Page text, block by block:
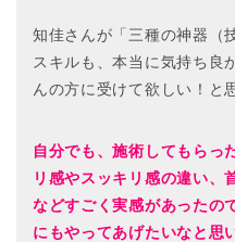
知佳さんが「三種の神器（
スキルも、本当に気持ち良
んの方に受けて欲しい！と
自分でも、施術してもらっ
リ感やスッキリ感の違い、
などすごく実感があったの
にもやってあげたいなと思